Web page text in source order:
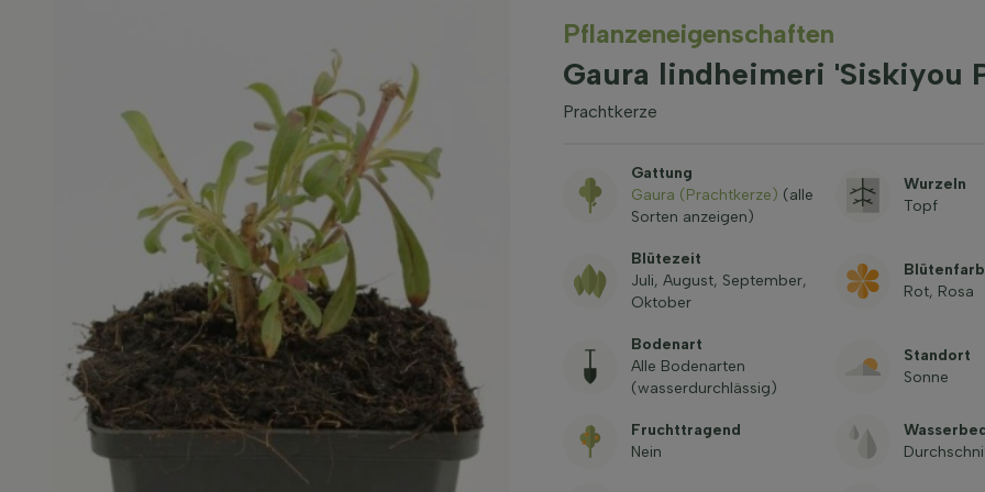
Pflanzeneigenschaften
Gaura lindheimeri 'Siskiyou
Prachtkerze
Gattung
Gaura (Prachtkerze) (alle
Sorten anzeigen)
Wurzeln
Topf
Blütezeit
Juli, August, September,
Oktober
Rot, Rosa
Bodenart
Alle Bodenarten
(wasserdurchlässig)
Standort
Sonne
Fruchttragend
Nein